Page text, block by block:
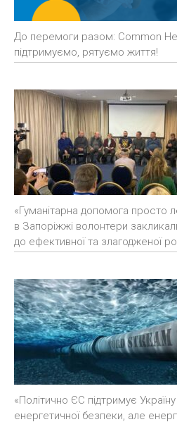
До перемоги разом: Common
підтримуємо, рятуємо життя!
«Гуманітарна допомога просто
в Запоріжжі волонтери
до ефективної та злагодженої
«Політично ЄС підтримує Україну
енергетичної безпеки, але